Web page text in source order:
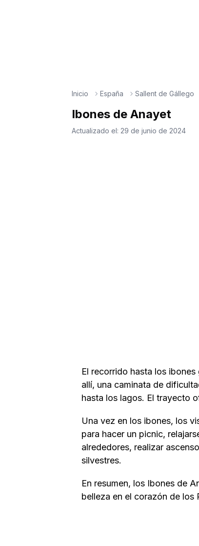
Inicio España Sallent de Gállego
Ibones de Anayet
Actualizado el: 29 de junio de 2024
El recorrido hasta los
allí, una caminata de
hasta los lagos. El trayecto
Una vez en los ibones, los
para hacer un picnic,
alrededores, realizar
silvestres.
En resumen, los Ibones de
belleza en el corazón de los